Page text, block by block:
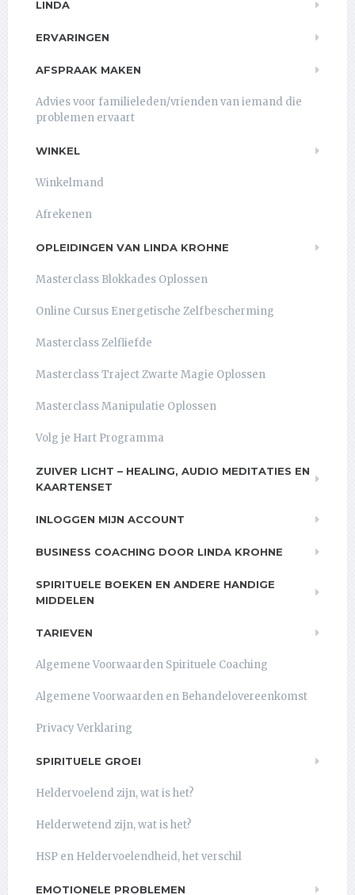
LINDA
ERVARINGEN
AFSPRAAK MAKEN
Advies voor familieleden/vrienden van iemand die
problemen ervaart
WINKEL
Winkelmand
Afrekenen
OPLEIDINGEN VAN LINDA KROHNE
Masterclass Blokkades Oplossen
Online Cursus Energetische Zelfbescherming
Masterclass Zelfliefde
Masterclass Traject Zwarte Magie Oplossen
Masterclass Manipulatie Oplossen
Volg je Hart Programma
ZUIVER LICHT – HEALING, AUDIO MEDITATIES EN
KAARTENSET
INLOGGEN MIJN ACCOUNT
BUSINESS COACHING DOOR LINDA KROHNE
SPIRITUELE BOEKEN EN ANDERE HANDIGE
MIDDELEN
TARIEVEN
Algemene Voorwaarden Spirituele Coaching
Algemene Voorwaarden en Behandelovereenkomst
Privacy Verklaring
SPIRITUELE GROEI
Heldervoelend zijn, wat is het?
Helderwetend zijn, wat is het?
HSP en Heldervoelendheid, het verschil
EMOTIONELE PROBLEMEN